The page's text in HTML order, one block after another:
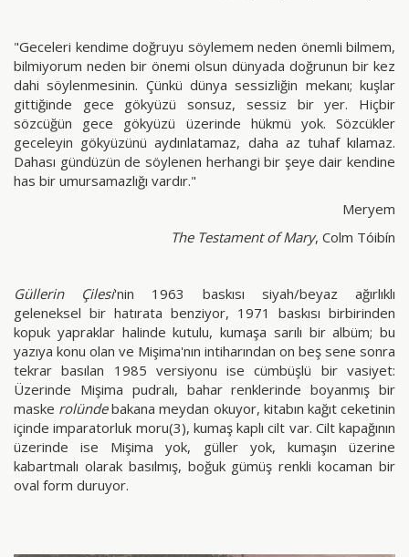
"Geceleri kendime doğruyu söylemem neden önemli bilmem,
bilmiyorum neden bir önemi olsun dünyada doğrunun bir kez
dahi söylenmesinin. Çünkü dünya sessizliğin mekanı; kuşlar
gittiğinde gece gökyüzü sonsuz, sessiz bir yer. Hiçbir
sözcüğün gece gökyüzü üzerinde hükmü yok. Sözcükler
geceleyin gökyüzünü aydınlatamaz, daha az tuhaf kılamaz.
Dahası gündüzün de söylenen herhangi bir şeye dair kendine
has bir umursamazlığı vardır."
Meryem
The Testament of Mary, Colm Tóibín
Güllerin Çilesi'nin 1963 baskısı siyah/beyaz ağırlıklı
geleneksel bir hatırata benziyor, 1971 baskısı birbirinden
kopuk yapraklar halinde kutulu, kumaşa sarılı bir albüm; bu
yazıya konu olan ve Mişima'nın intiharından on beş sene sonra
tekrar basılan 1985 versiyonu ise cümbüşlü bir vasiyet:
Üzerinde Mişima pudralı, bahar renklerinde boyanmış bir
maske rolündebakana meydan okuyor, kitabın kağıt ceketinin
içinde imparatorluk moru(3), kumaş kaplı cilt var. Cilt kapağının
üzerinde ise Mişima yok, güller yok, kumaşın üzerine
kabartmalı olarak basılmış, boğuk gümüş renkli kocaman bir
oval form duruyor.